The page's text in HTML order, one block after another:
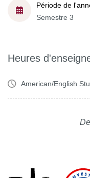
Période de
Semestre 3
Heures
American/English